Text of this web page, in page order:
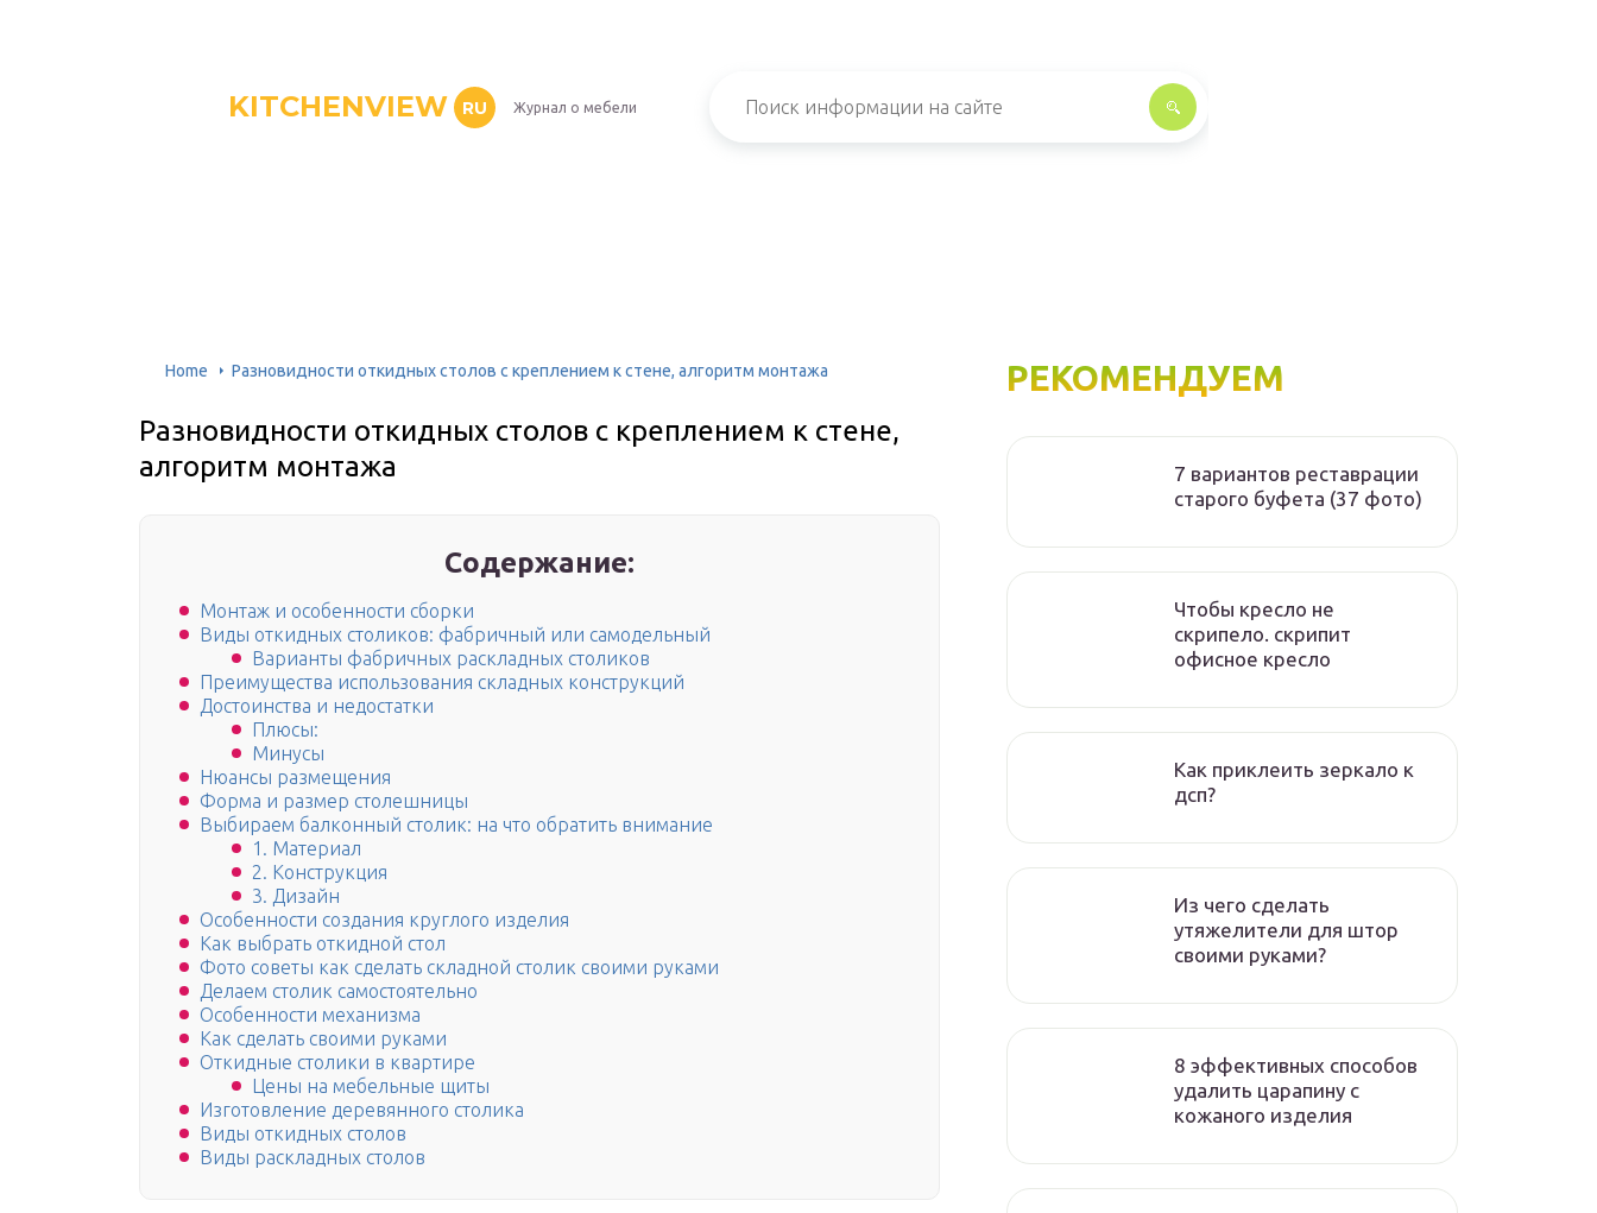
KITCHENVIEW RU Журнал о мебели
Home Разновидности откидных столов с креплением к стене, алгоритм монтажа
Разновидности откидных столов с креплением к стене,
алгоритм монтажа
Содержание:
Монтаж и особенности сборки
Виды откидных столиков: фабричный или самодельный
Варианты фабричных раскладных столиков
Преимущества использования складных конструкций
Достоинства и недостатки
Плюсы:
Минусы
Нюансы размещения
Форма и размер столешницы
Выбираем балконный столик: на что обратить внимание
1. Материал
2. Конструкция
3. Дизайн
Особенности создания круглого изделия
Как выбрать откидной стол
Фото советы как сделать складной столик своими руками
Делаем столик самостоятельно
Особенности механизма
Как сделать своими руками
Откидные столики в квартире
Цены на мебельные щиты
Изготовление деревянного столика
Виды откидных столов
Виды раскладных столов
РЕКОМЕНДУЕМ
7 вариантов реставрации
старого буфета (37 фото)
Чтобы кресло не
скрипело. скрипит
офисное кресло
Как приклеить зеркало к
дсп?
Из чего сделать
утяжелители для штор
своими руками?
8 эффективных способов
удалить царапину с
кожаного изделия